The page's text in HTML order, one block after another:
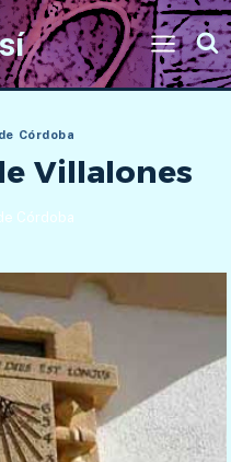
Córdoba
Villalones
Córdoba